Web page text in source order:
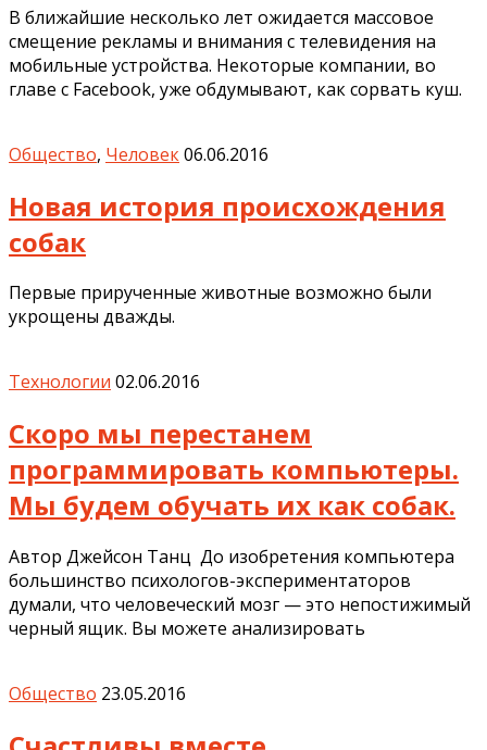
В ближайшие несколько лет ожидается массовое
смещение рекламы и внимания с телевидения на
мобильные устройства. Некоторые компании, во
главе с Facebook, уже обдумывают, как сорвать куш.
Общество, Человек06.06.2016
Новая история происхождения
собак
Первые прирученные животные возможно были
укрощены дважды.
Технологии 02.06.2016
Скоро мы перестанем
программировать компьютеры.
Мы будем обучать их как собак.
Автор Джейсон Танц До изобретения компьютера
большинство психологов-экспериментаторов
думали, что человеческий мозг — это непостижимый
черный ящик. Вы можете анализировать
Общество 23.05.2016